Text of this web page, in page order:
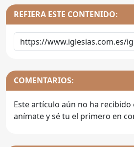
REFIERA ESTE CONTENIDO:
COMENTARIOS:
Este artículo aún no ha
anímate y sé tu el primero en